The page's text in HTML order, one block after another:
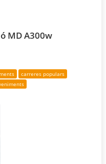
MD A300w
carreres populars